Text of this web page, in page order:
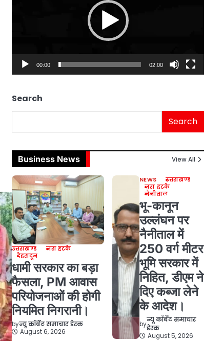
00:00 02:00
Search
Search
Business News View All
उत्तराखण्ड
ज़रा हटके
देहरादून
धामी सरकार का बड़ा
फैसला, PM आवास
परियोजनाओं की होगी
नियमित निगरानी।
byन्यू कॉर्बेट समाचार डेस्क
August 6, 2026
NEWS
उत्तराखण्ड
ज़रा हटके
नैनीताल
भू-कानून
उल्लंघन पर
नैनीताल में
250 वर्ग मीटर
भूमि सरकार में
निहित, डीएम ने
दिए कब्जा लेने
के आदेश।
by
न्यू कॉर्बेट समाचार
डेस्क
August 5, 2026